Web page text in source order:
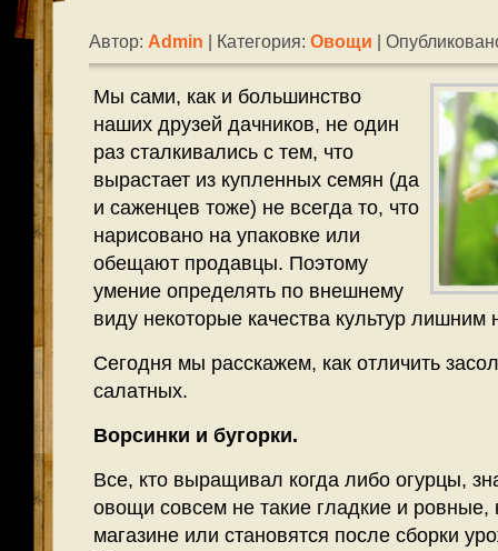
Автор: Admin | Категория: Овощи |
Мы сами, как и большинство
наших друзей дачников, не один
раз сталкивались с тем, что
вырастает из купленных семян (да
и саженцев тоже) не всегда то, что
нарисовано на упаковке или
обещают продавцы. Поэтому
умение определять по внешнему
виду некоторые качества культур лишним
Сегодня мы расскажем, как отличить
салатных.
Ворсинки и бугорки.
Все, кто выращивал когда либо огурцы,
овощи совсем не такие гладкие и ровные,
магазине или становятся после сборки